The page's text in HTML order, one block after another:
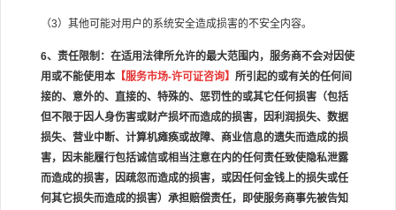
（3）其他可能对用户的系统安全造成损害的不安全内容。
6、责任限制：在适用法律所允许的最大范围内，服务商不会对因使
用或不能使用本 【服务市场-许可证咨询】 所引起的或有关的任何间
接的、意外的、直接的、特殊的、惩罚性的或其它任何损害（包括
但不限于因人身伤害或财产损坏而造成的损害，因利润损失、数据
损失、营业中断、计算机瘫痪或故障、商业信息的遗失而造成的损
害，因未能履行包括诚信或相当注意在内的任何责任致使隐私泄露
而造成的损害，因疏忽而造成的损害，或因任何金钱上的损失或任
何其它损失而造成的损害）承担赔偿责任，即使服务商事先被告知